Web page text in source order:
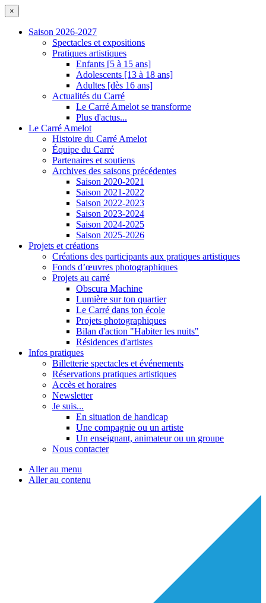
×
Saison 2026-2027
Spectacles et expositions
Pratiques artistiques
Enfants [5 à 15 ans]
Adolescents [13 à 18 ans]
Adultes [dès 16 ans]
Actualités du Carré
Le Carré Amelot se transforme
Plus d'actus...
Le Carré Amelot
Histoire du Carré Amelot
Équipe du Carré
Partenaires et soutiens
Archives des saisons précédentes
Saison 2020-2021
Saison 2021-2022
Saison 2022-2023
Saison 2023-2024
Saison 2024-2025
Saison 2025-2026
Projets et créations
Créations des participants aux pratiques artistiques
Fonds d’œuvres photographiques
Projets au carré
Obscura Machine
Lumière sur ton quartier
Le Carré dans ton école
Projets photographiques
Bilan d'action "Habiter les nuits"
Résidences d'artistes
Infos pratiques
Billetterie spectacles et événements
Réservations pratiques artistiques
Accès et horaires
Newsletter
Je suis...
En situation de handicap
Une compagnie ou un artiste
Un enseignant, animateur ou un groupe
Nous contacter
Aller au menu
Aller au contenu